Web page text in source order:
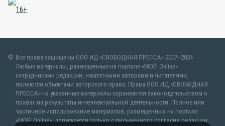
Все права защищены ООО ИД «СВОБОДНАЯ ПРЕССА» 2007–2024
Любые материалы, размещенные на портале «МОЁ! Online»
сотрудниками редакции, нештатными авторами и читателями,
являются объектами авторского права. Права ООО ИД «СВОБОДНАЯ
ПРЕССА» на указанные материалы охраняются законодательством о
правах на результаты интеллектуальной деятельности. Полное или
частичное использование материалов, размещенных на портале
«МОЁ! Online», допускается только с письменного согласия редакции